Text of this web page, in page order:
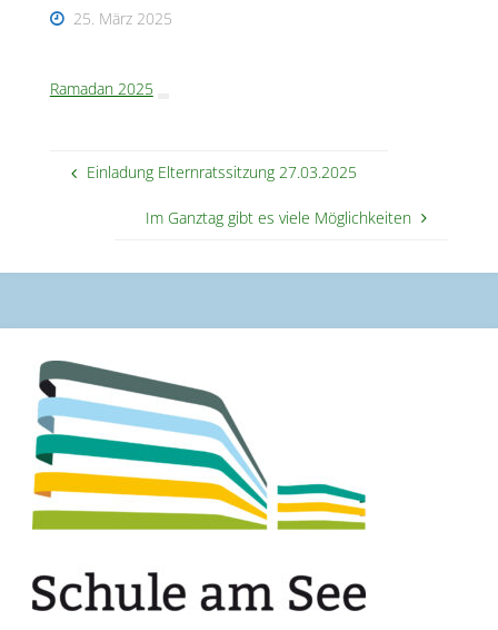
25. März 2025
Ramadan 2025
Einladung Elternratssitzung 27.03.2025
Im Ganztag gibt es viele Möglichkeiten